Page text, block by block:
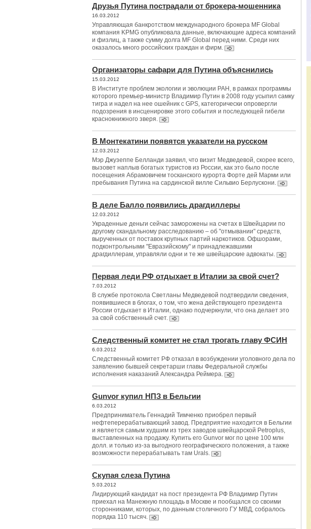
Друзья Путина пострадали от брокера-мошенника
16.03.2012
Управляющая банкротством международного брокера MF Global
компания KPMG опубликовала данные, включающие адреса компаний
и физлиц, а также сумму долга MF Global перед ними. Среди них
оказалось много российских граждан и фирм.
Организаторы сафари для Путина объяснились
15.03.2012
В Институте проблем экологии и эволюции РАН, в рамках программы
которого премьер-министр Владимир Путин в 2008 году усыпил самку
тигра и надел на нее ошейник с GPS, категорически опровергли
подозрения в инсценировке этого события и последующей гибели
краснокнижного зверя.
В Монтекатини появятся указатели на русском
12.03.2012
Мэр Джузеппе Белланди заявил, что визит Медведевой, скорее всего,
вызовет наплыв богатых туристов из России, как это было после
посещения Абрамовичем тосканского курорта Форте дей Марми или
пребывания Путина на сардинской вилле Сильвио Берлускони.
В деле Балло появились драгдиллеры
12.03.2012
Украденные деньги сейчас заморожены на счетах в Швейцарии по
другому скандальному расследованию – об "отмывании" средств,
вырученных от поставок крупных партий наркотиков. Офшорами,
подконтрольными "Евразийскому" и принадлежавшими
драгдиллерам, управляли одни и те же швейцарские адвокаты.
Первая леди РФ отдыхает в Италии за свой счет?
7.03.2012
В службе протокола Светланы Медведевой подтвердили сведения,
появившиеся в блогах, о том, что жена действующего президента
России отдыхает в Италии, однако подчеркнули, что она делает это
за свой собственный счет.
Следственный комитет не стал трогать главу ФСИН
6.03.2012
Следственный комитет РФ отказал в возбуждении уголовного дела по
заявлению бывшей секретарши главы Федеральной службы
исполнения наказаний Александра Реймера.
Gunvor купил НПЗ в Бельгии
6.03.2012
Предприниматель Геннадий Тимченко приобрел первый
нефтеперерабатывающий завод. Предприятие находится в Бельгии
и является самым худшим из трех заводов швейцарской Petroplus,
выставленных на продажу. Купить его Gunvor мог по цене 100 млн
долл. и только из-за выгодного географического положения, а также
возможности перерабатывать там Urals.
Скупая слеза Путина
5.03.2012
Лидирующий кандидат на пост президента РФ Владимир Путин
приехал на Манежную площадь в Москве и пообщался со своими
сторонниками, которых, по данным столичного ГУ МВД, собралось
порядка 110 тысяч.